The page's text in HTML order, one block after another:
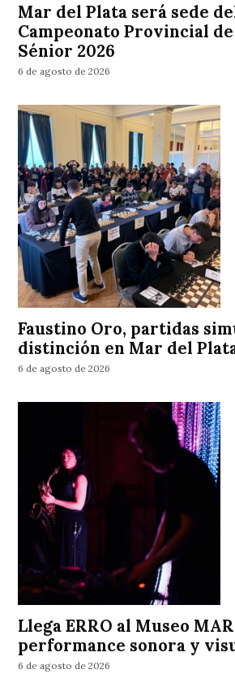
Mar del Plata será sede
Campeonato Provincial
Sénior 2026
6 de agosto de 2026
Faustino Oro, partidas
distinción en Mar del
6 de agosto de 2026
Llega ERRO al Museo
performance sonora y
6 de agosto de 2026